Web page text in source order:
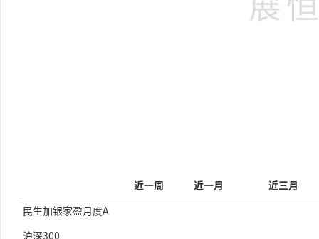
近一周 近一月
近三月
民生加银家盈月度A
沪深300